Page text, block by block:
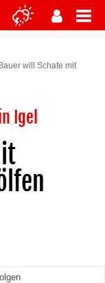
Bauer will Schafe mit
Igel